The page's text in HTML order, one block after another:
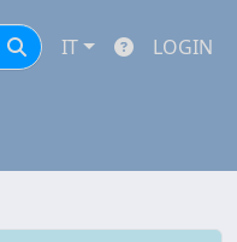
IT LOGIN